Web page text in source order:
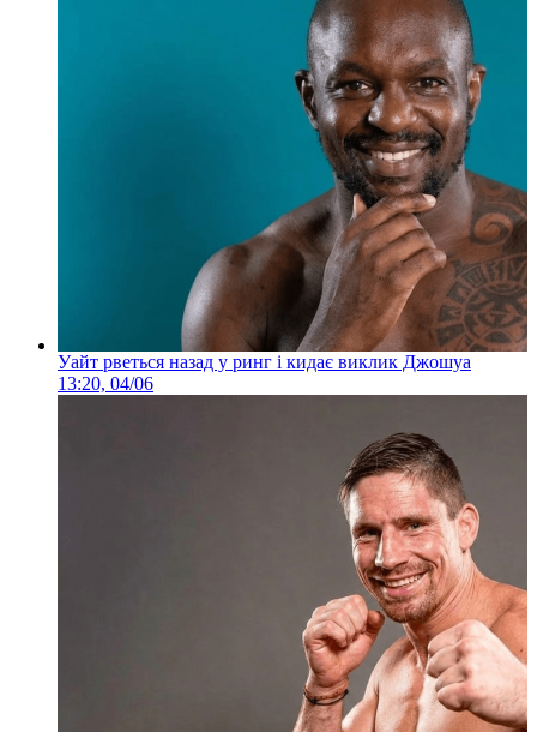
Уайт рветься назад у ринг і кидає виклик Джошуа
13:20, 04/06